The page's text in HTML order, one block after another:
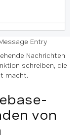
Entry
Nachrichten
schreiben, die
macht.
von